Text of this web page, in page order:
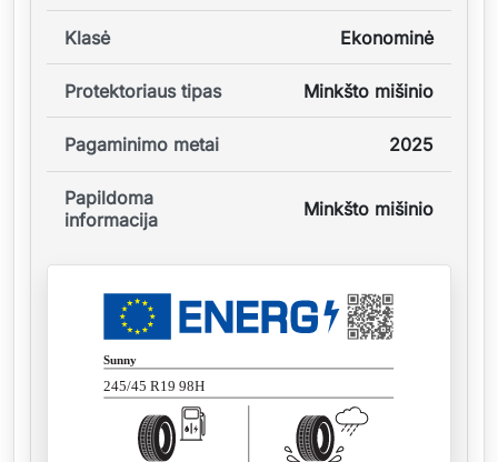
Klasė Ekonominė
Protektoriaus tipas Minkšto mišinio
Pagaminimo metai 2025
Papildoma
informacija
Minkšto mišinio
Sunny
245/45 R19 98H